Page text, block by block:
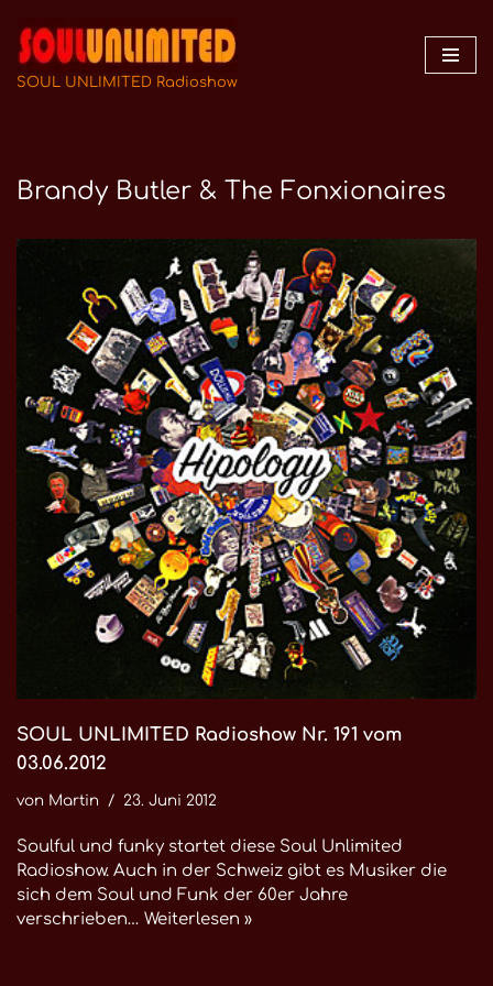
Zum
Inhalt
SOUL UNLIMITED Radioshow
Brandy Butler & The Fonxionaires
SOUL UNLIMITED Radioshow Nr. 191 vom
03.06.2012
von Martin 23. Juni 2012
Soulful und funky startet diese Soul Unlimited
Radioshow. Auch in der Schweiz gibt es Musiker die
sich dem Soul und Funk der 60er Jahre
verschrieben… Weiterlesen »